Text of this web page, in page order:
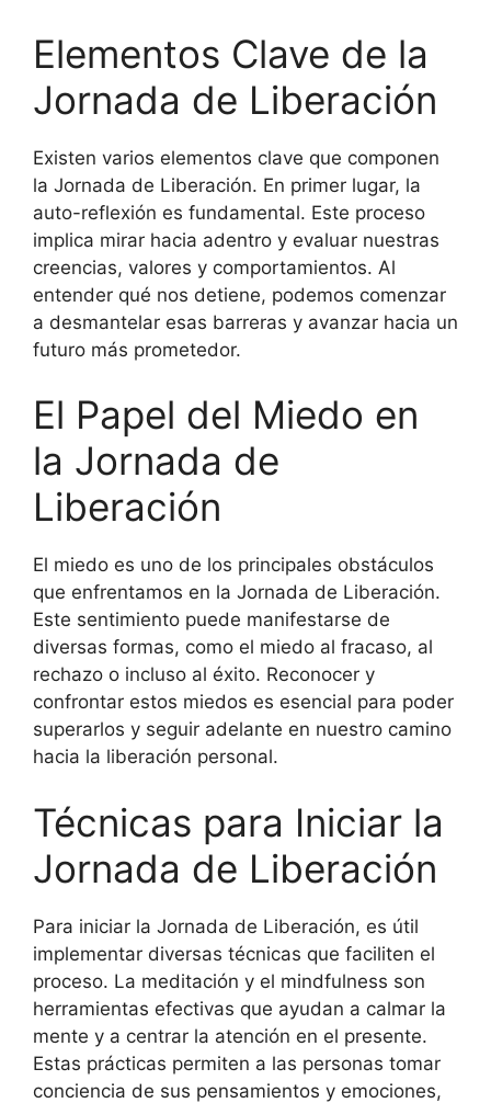
Elementos Clave de la
Jornada de Liberación
Existen varios elementos clave que componen
la Jornada de Liberación. En primer lugar, la
auto-reflexión es fundamental. Este proceso
implica mirar hacia adentro y evaluar nuestras
creencias, valores y comportamientos. Al
entender qué nos detiene, podemos comenzar
a desmantelar esas barreras y avanzar hacia un
futuro más prometedor.
El Papel del Miedo en
la Jornada de
Liberación
El miedo es uno de los principales obstáculos
que enfrentamos en la Jornada de Liberación.
Este sentimiento puede manifestarse de
diversas formas, como el miedo al fracaso, al
rechazo o incluso al éxito. Reconocer y
confrontar estos miedos es esencial para poder
superarlos y seguir adelante en nuestro camino
hacia la liberación personal.
Técnicas para Iniciar la
Jornada de Liberación
Para iniciar la Jornada de Liberación, es útil
implementar diversas técnicas que faciliten el
proceso. La meditación y el mindfulness son
herramientas efectivas que ayudan a calmar la
mente y a centrar la atención en el presente.
Estas prácticas permiten a las personas tomar
conciencia de sus pensamientos y emociones,